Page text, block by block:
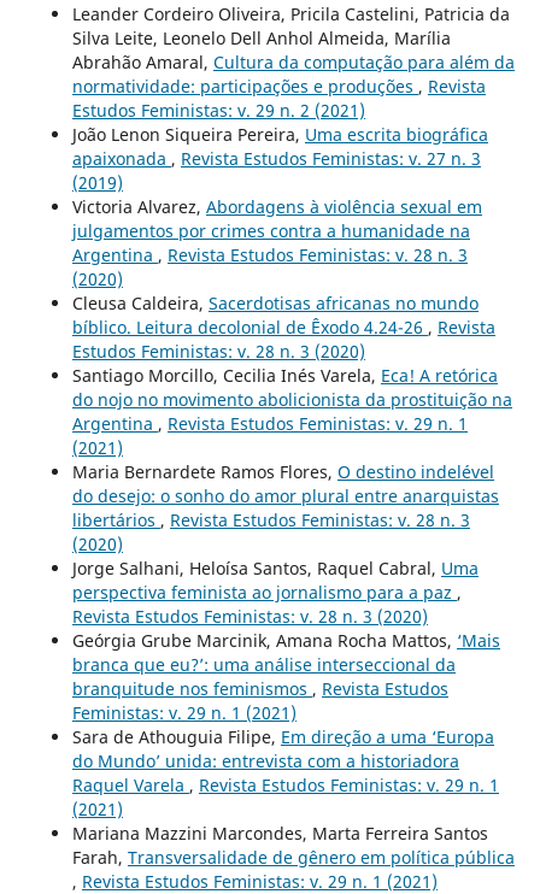
Leander Cordeiro Oliveira, Pricila Castelini, Patricia da
Silva Leite, Leonelo Dell Anhol Almeida, Marília
Abrahão Amaral, Cultura da computação para além da
normatividade: participações e produções , Revista
Estudos Feministas: v. 29 n. 2 (2021)
João Lenon Siqueira Pereira, Uma escrita biográfica
apaixonada , Revista Estudos Feministas: v. 27 n. 3
(2019)
Victoria Alvarez, Abordagens à violência sexual em
julgamentos por crimes contra a humanidade na
Argentina , Revista Estudos Feministas: v. 28 n. 3
(2020)
Cleusa Caldeira, Sacerdotisas africanas no mundo
bíblico. Leitura decolonial de Êxodo 4.24-26 , Revista
Estudos Feministas: v. 28 n. 3 (2020)
Santiago Morcillo, Cecilia Inés Varela, Eca! A retórica
do nojo no movimento abolicionista da prostituição na
Argentina , Revista Estudos Feministas: v. 29 n. 1
(2021)
Maria Bernardete Ramos Flores, O destino indelével
do desejo: o sonho do amor plural entre anarquistas
libertários , Revista Estudos Feministas: v. 28 n. 3
(2020)
Jorge Salhani, Heloísa Santos, Raquel Cabral, Uma
perspectiva feminista ao jornalismo para a paz ,
Revista Estudos Feministas: v. 28 n. 3 (2020)
Geórgia Grube Marcinik, Amana Rocha Mattos, ‘Mais
branca que eu?’: uma análise interseccional da
branquitude nos feminismos , Revista Estudos
Feministas: v. 29 n. 1 (2021)
Sara de Athouguia Filipe, Em direção a uma ‘Europa
do Mundo’ unida: entrevista com a historiadora
Raquel Varela , Revista Estudos Feministas: v. 29 n. 1
(2021)
Mariana Mazzini Marcondes, Marta Ferreira Santos
Farah, Transversalidade de gênero em política pública
, Revista Estudos Feministas: v. 29 n. 1 (2021)